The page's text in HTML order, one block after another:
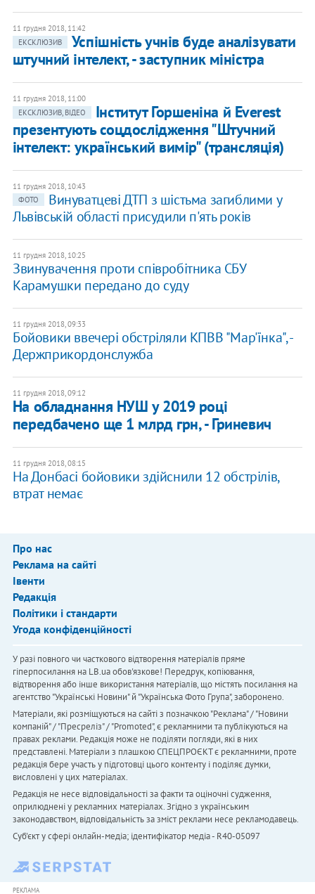
11 грудня 2018, 11:42
ЕКСКЛЮЗИВ
Успішність учнів буде аналізувати
штучний інтелект, - заступник міністра
11 грудня 2018, 11:00
ЕКСКЛЮЗИВ, ВІДЕО
Інститут Горшеніна й Everest
презентують соцдослідження "Штучний
інтелект: український вимір" (трансляція)
11 грудня 2018, 10:43
ФОТО
Винуватцеві ДТП з шістьма загиблими у
Львівській області присудили п'ять років
11 грудня 2018, 10:25
Звинувачення проти співробітника СБУ
Карамушки передано до суду
11 грудня 2018, 09:33
Бойовики ввечері обстріляли КПВВ "Мар'їнка", -
Держприкордонслужба
11 грудня 2018, 09:12
На обладнання НУШ у 2019 році
передбачено ще 1 млрд грн, - Гриневич
11 грудня 2018, 08:15
На Донбасі бойовики здійснили 12 обстрілів,
втрат немає
Про нас
Реклама на сайті
Івенти
Редакція
Політики і стандарти
Угода конфіденційності
У разі повного чи часткового відтворення матеріалів пряме
гіперпосилання на LB.ua обов'язкове! Передрук, копіювання,
відтворення або інше використання матеріалів, що містять посилання на
агентство "Українськi Новини" й "Українська Фото Група", заборонено.
Матеріали, які розміщуються на сайті з позначкою "Реклама" / "Новини
компаній" / "Пресреліз" / "Promoted", є рекламними та публікуються на
правах реклами. Редакція може не поділяти погляди, які в них
представлені. Матеріали з плашкою СПЕЦПРОЄКТ є рекламними, проте
редакція бере участь у підготовці цього контенту і поділяє думки,
висловлені у цих матеріалах.
Редакція не несе відповідальності за факти та оціночні судження,
оприлюднені у рекламних матеріалах. Згідно з українським
законодавством, відповідальність за зміст реклами несе рекламодавець.
Cуб'єкт у сфері онлайн-медіа; ідентифікатор медіа - R40-05097
РЕКЛАМА